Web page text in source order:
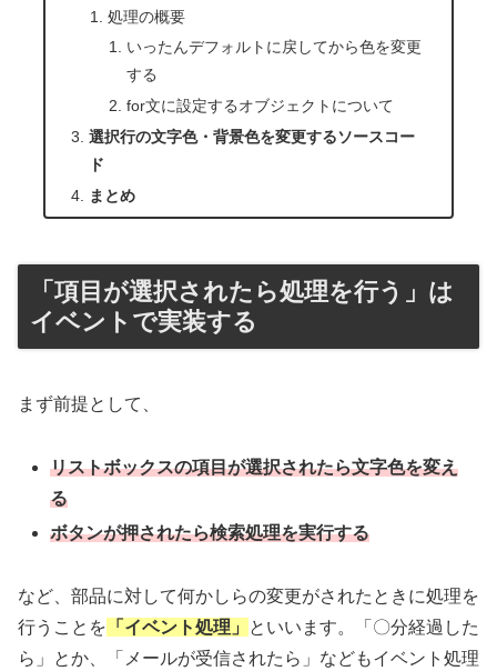
処理の概要
いったんデフォルトに戻してから色を変更
する
for文に設定するオブジェクトについて
選択行の文字色・背景色を変更するソースコー
ド
まとめ
「項目が選択されたら処理を行う」は
イベントで実装する
まず前提として、
リストボックスの項目が選択されたら文字色を変え
る
ボタンが押されたら検索処理を実行する
など、部品に対して何かしらの変更がされたときに処理を
行うことを 「イベント処理」
といいます。「〇分経過した
ら」とか、「メールが受信されたら」などもイベント処理